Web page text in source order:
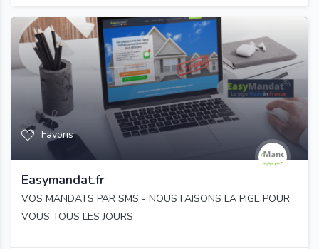
Favoris
Easymandat.fr
VOS MANDATS PAR SMS - NOUS FAISONS LA PIGE POUR
VOUS TOUS LES JOURS